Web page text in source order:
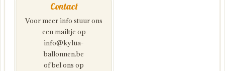
Contact
Voor meer info stuur ons
een mailtje op
info@kylua-
ballonnen.be
of bel ons op